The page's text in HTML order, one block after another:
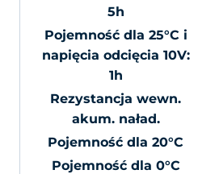
5h
Pojemność dla 25°C i
napięcia odcięcia 10V:
1h
Rezystancja wewn.
akum. naład.
Pojemność dla 20°C
Pojemność dla 0°C